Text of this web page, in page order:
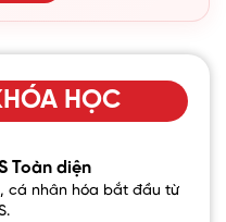
HỌC
Toàn diện
cá nhân hóa bắt đầu từ